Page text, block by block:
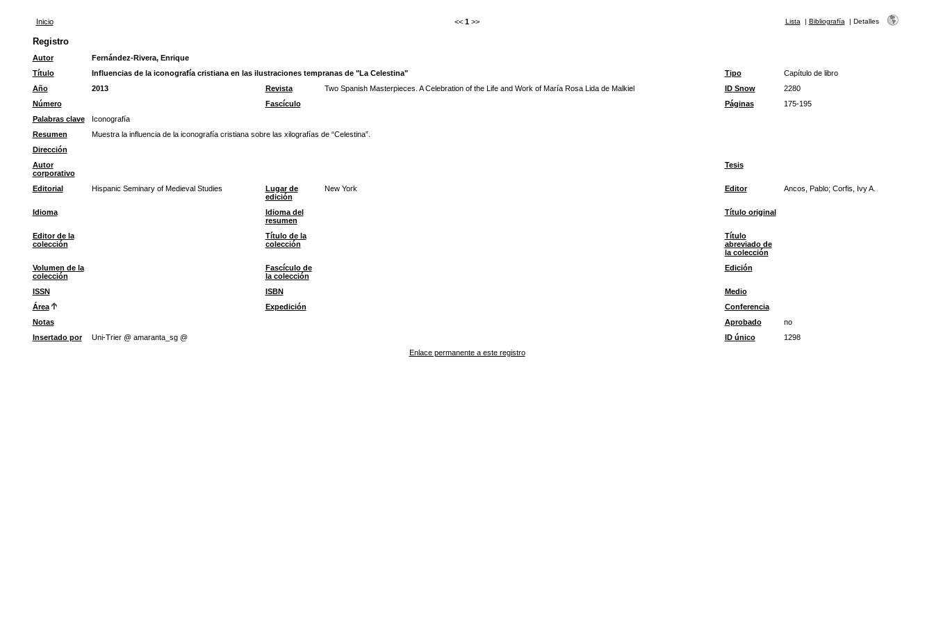
Inicio << 1 >> Lista | Bibliografía | Detalles
Registro
Autor
Fernández-Rivera, Enrique
Título
Influencias de la iconografía cristiana en las ilustraciones tempranas de "La Celestina" Tipo
Capítulo de libro
Año
2013 Revista Two Spanish Masterpieces. A Celebration of the Life and Work of María Rosa Lida de Malkiel ID Snow
2280
Número
Fascículo Páginas
175-195
Palabras clave
Iconografía
Resumen
Muestra la influencia de la iconografía cristiana sobre las xilografías de “Celestina”.
Dirección
Autor
corporativo
Tesis
Editorial Hispanic Seminary of Medieval Studies
Lugar de
edición
New York Editor Ancos, Pablo; Corfis, Ivy A.
Idioma
Idioma del
resumen
Título original
Editor de la
colección
Título de la
colección
Título
abreviado de
la colección
Volumen de la
colección
Fascículo de
la colección
Edición
ISSN ISBN
Medio
Área
Expedición
Conferencia
Notas
Aprobado
no
Insertado por
Uni-Trier @ amaranta_sg @ ID único
1298
Enlace permanente a este registro